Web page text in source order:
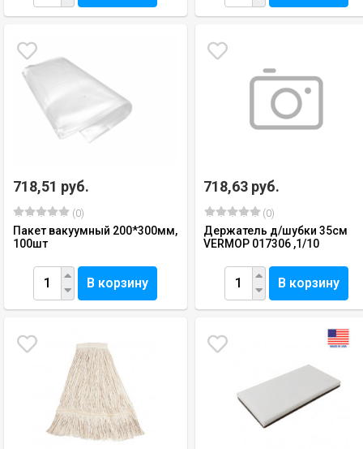
718,51 руб.
(0)
Пакет вакуумный 200*300мм,
100шт
В корзину
718,63 руб.
(0)
Держатель д/шубки 35см
VERMOP 017306 ,1/10
В корзину